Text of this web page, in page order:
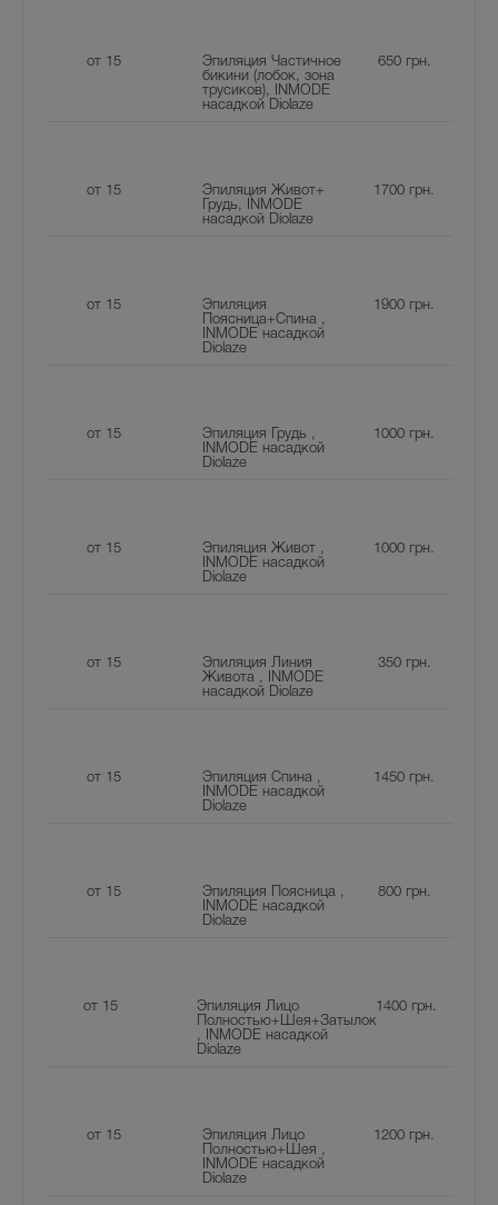
от 15
Эпиляция Частичное
бикини (лобок, зона
трусиков), INMODE
насадкой Diolaze
650грн.
от 15
Эпиляция Живот+
Грудь, INMODE
насадкой Diolaze
1700 грн.
от 15
Эпиляция
Поясница+Спина ,
INMODE насадкой
Diolaze
1900 грн.
от 15
Эпиляция Грудь ,
INMODE насадкой
Diolaze
1000 грн.
от 15
Эпиляция Живот ,
INMODE насадкой
Diolaze
1000 грн.
от 15
Эпиляция Линия
Живота , INMODE
насадкой Diolaze
350грн.
от 15
Эпиляция Спина ,
INMODE насадкой
Diolaze
1450 грн.
от 15
Эпиляция Поясница ,
INMODE насадкой
Diolaze
800грн.
от 15
Эпиляция Лицо
Полностью+Шея+Затылок
, INMODE насадкой
Diolaze
1400грн.
от 15
Эпиляция Лицо
Полностью+Шея ,
INMODE насадкой
Diolaze
1200 грн.